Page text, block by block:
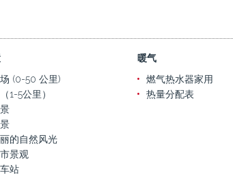
(0-50 公里)
1-5公里）
的自然风光
景观
站
暖气
燃气热水器家用
热量分配表